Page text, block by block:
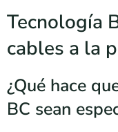
Tecnología
cables a la
¿Qué hace
BC sean